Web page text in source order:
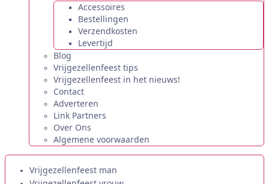
Accessoires
Bestellingen
Verzendkosten
Levertijd
Blog
Vrijgezellenfeest tips
Vrijgezellenfeest in het nieuws!
Contact
Adverteren
Link Partners
Over Ons
Algemene voorwaarden
Vrijgezellenfeest man